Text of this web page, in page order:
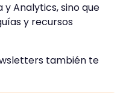
y Analytics, sino que
y recursos
también te